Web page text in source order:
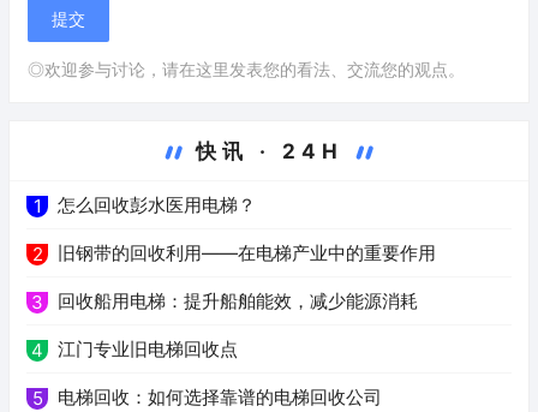
◎欢迎参与讨论，请在这里发表您的看法、交流您的观点。
快讯 · 24H
1 怎么回收彭水医用电梯？
2 旧钢带的回收利用——在电梯产业中的重要作用
3 回收船用电梯：提升船舶能效，减少能源消耗
4 江门专业旧电梯回收点
5 电梯回收：如何选择靠谱的电梯回收公司